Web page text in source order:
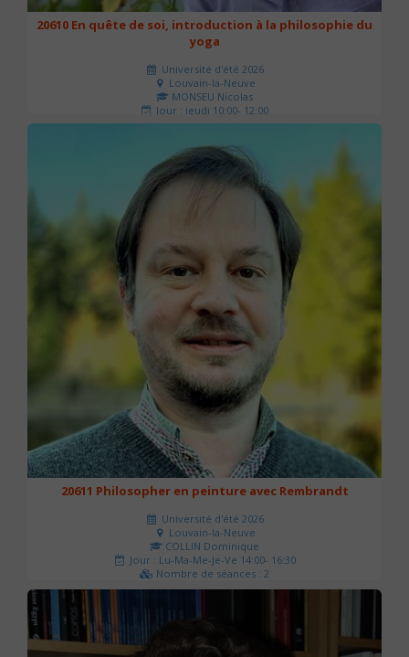
20610 En quête de soi, introduction à la philosophie du
yoga
Université d'été 2026
Louvain-la-Neuve
MONSEU Nicolas
Jour : jeudi 10:00- 12:00
Nombre de séances : 1
20611 Philosopher en peinture avec Rembrandt
Université d'été 2026
Louvain-la-Neuve
COLLIN Dominique
Jour : Lu-Ma-Me-Je-Ve 14:00- 16:30
Nombre de séances : 2
51 €